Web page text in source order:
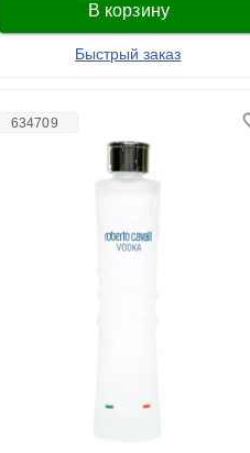
В корзину
Быстрый заказ
634709